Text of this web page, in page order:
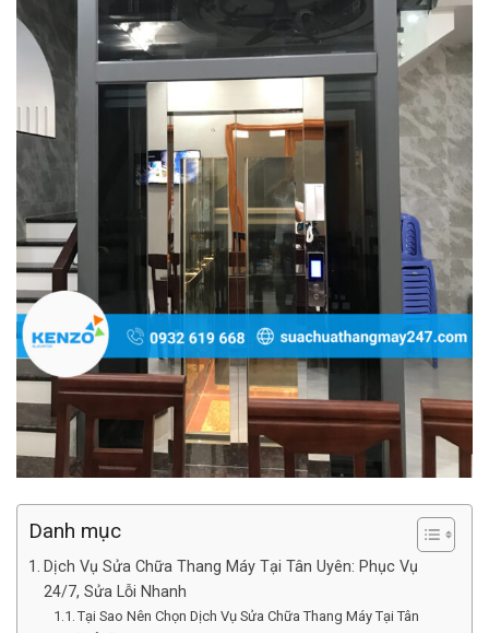
Danh mục
Dịch Vụ Sửa Chữa Thang Máy Tại Tân Uyên: Phục Vụ
24/7, Sửa Lỗi Nhanh
Tại Sao Nên Chọn Dịch Vụ Sửa Chữa Thang Máy Tại Tân